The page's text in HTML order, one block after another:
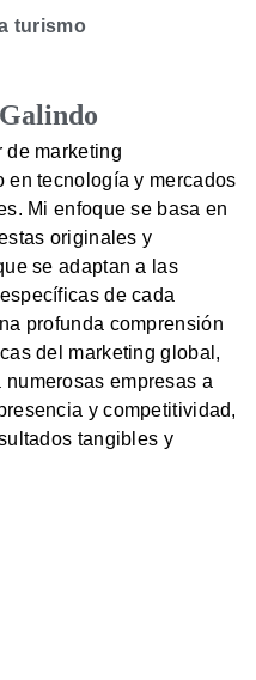
turismo
de marketing
en tecnología y mercados
Mi enfoque se basa en
originales y
se adaptan a las
de cada
profunda comprensión
del marketing global,
numerosas empresas a
y competitividad,
tangibles y